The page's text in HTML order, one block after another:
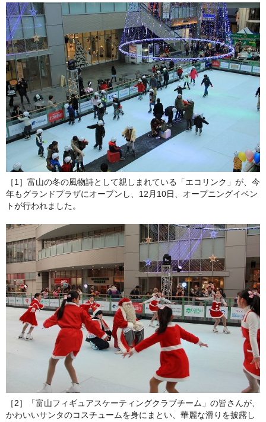
［1］富山の冬の風物詩として親しまれている「エコリンク」が、今
年もグランドプラザにオープンし、12月10日、オープニングイベン
トが行われました。
［2］「富山フィギュアスケーティングクラブチーム」の皆さんが、
かわいいサンタのコスチュームを身にまとい、華麗な滑りを披露し